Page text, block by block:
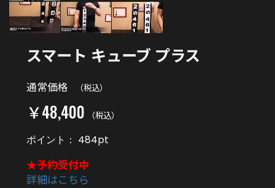
スマート キューブ プラス
通常価格 （税込）
￥48,400 （税込）
ポイント： 484pt
★予約受付中
詳細はこちら